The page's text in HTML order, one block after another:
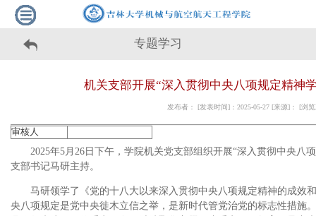
专题学习
机关支部开展“深入贯彻中央八项规定精神
发布者： [发表时间]：2025-05-27 [来源]： [浏
审核人
2025年5月26日下午，学院机关党支部组织开展“深入贯彻中央八
支部书记马研主持。
马研领学了《党的十八大以来深入贯彻中央八项规定精神的成效
央八项规定是党中央徙木立信之举，是新时代管党治党的标志性措施